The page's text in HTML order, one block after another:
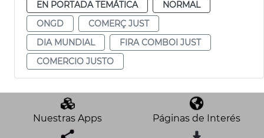
EN PORTADA TEMÁTICA
NORMAL
ONGD
COMERÇ JUST
DIA MUNDIAL
FIRA COMBOI JUST
COMERCIO JUSTO
Nuestras Apps Páginas de Interés